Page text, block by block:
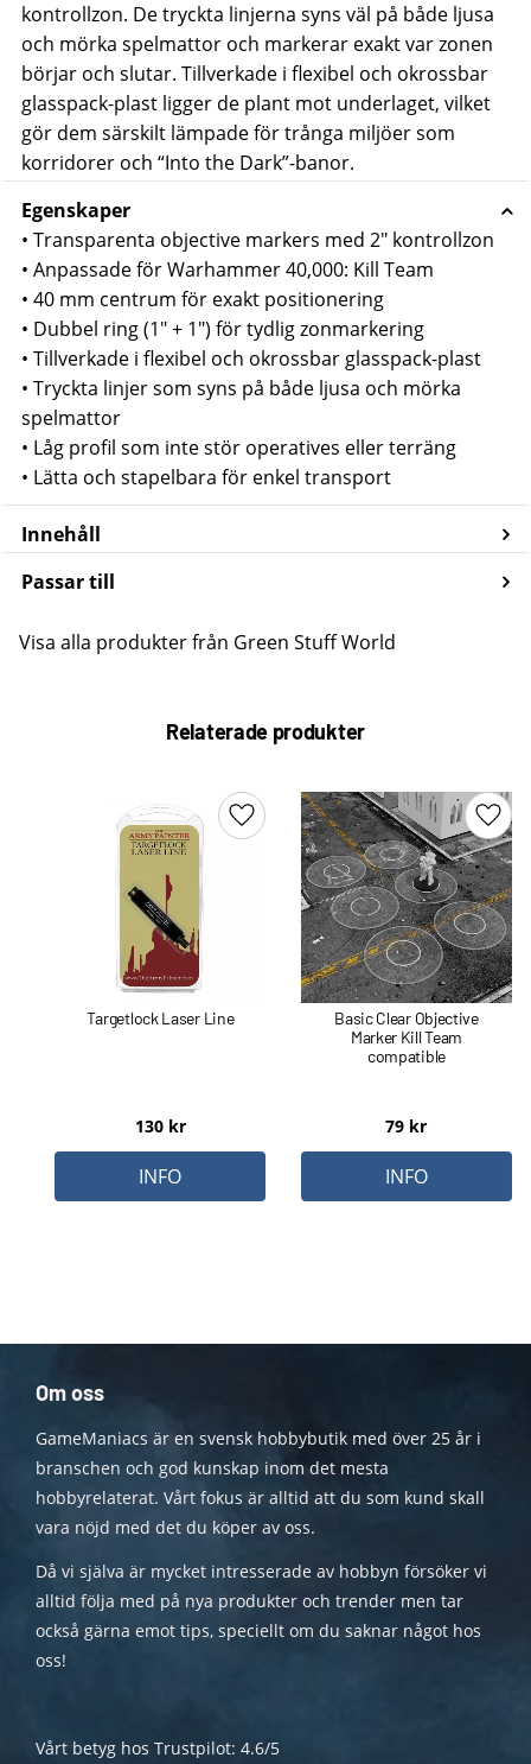
kontrollzon. De tryckta linjerna syns väl på både ljusa
och mörka spelmattor och markerar exakt var zonen
börjar och slutar. Tillverkade i flexibel och okrossbar
glasspack-plast ligger de plant mot underlaget, vilket
gör dem särskilt lämpade för trånga miljöer som
korridorer och “Into the Dark”-banor.
Egenskaper
• Transparenta objective markers med 2″ kontrollzon
• Anpassade för Warhammer 40,000: Kill Team
• 40 mm centrum för exakt positionering
• Dubbel ring (1″ + 1″) för tydlig zonmarkering
• Tillverkade i flexibel och okrossbar glasspack-plast
• Tryckta linjer som syns på både ljusa och mörka
spelmattor
• Låg profil som inte stör operatives eller terräng
• Lätta och stapelbara för enkel transport
Innehåll
Passar till
Visa alla produkter från Green Stuff World
Relaterade produkter
Targetlock Laser Line
130kr
Lägg till i favoriter
INFO
Basic Clear Objective
Marker Kill Team
compatible
79 kr
INFO
Om oss
GameManiacs är en svensk hobbybutik med över 25 år i
branschen och god kunskap inom det mesta
hobbyrelaterat. Vårt fokus är alltid att du som kund skall
vara nöjd med det du köper av oss.
Då vi själva är mycket intresserade av hobbyn försöker vi
alltid följa med på nya produkter och trender men tar
också gärna emot tips, speciellt om du saknar något hos
oss!
Vårt betyg hos Trustpilot: 4.6/5